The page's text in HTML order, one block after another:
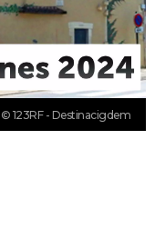
© 123RF - Destinacigdem